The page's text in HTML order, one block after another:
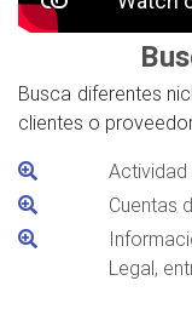
Busca diferentes
clientes o
Cuentas
Legal,